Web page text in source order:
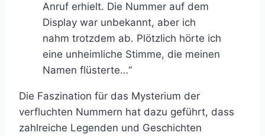
Anruf erhielt. Die Nummer auf dem
Display war unbekannt, aber ich
nahm trotzdem ab. Plötzlich hörte ich
eine unheimliche Stimme, die meinen
Namen flüsterte…“
Die Faszination für das Mysterium der
verfluchten Nummern hat dazu geführt, dass
zahlreiche Legenden und Geschichten